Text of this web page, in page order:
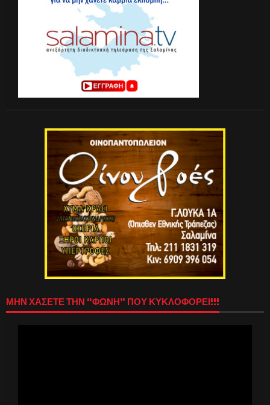
ΜΗΝ ΧΑΣΕΤΕ ΤΗΝ “ΦΩΝΗ” ΠΟΥ ΚΥΚΛΟΦΟΡΕΙ!!!